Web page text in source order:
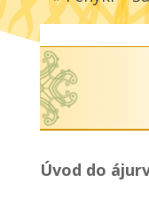
Úvod do